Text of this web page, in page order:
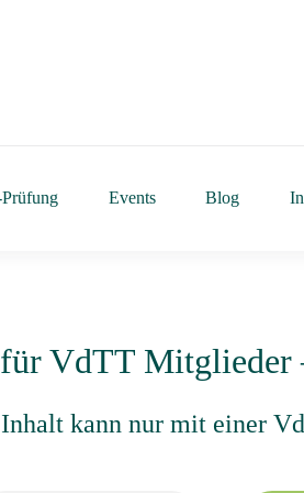
Events Blog
VdTT Mitglieder
kann nur mit einer